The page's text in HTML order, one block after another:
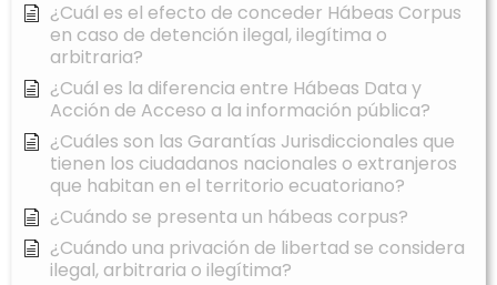
¿Cuál es el efecto de conceder Hábeas Corpus
en caso de detención ilegal, ilegítima o
arbitraria?
¿Cuál es la diferencia entre Hábeas Data y
Acción de Acceso a la información pública?
¿Cuáles son las Garantías Jurisdiccionales que
tienen los ciudadanos nacionales o extranjeros
que habitan en el territorio ecuatoriano?
¿Cuándo se presenta un hábeas corpus?
¿Cuándo una privación de libertad se considera
ilegal, arbitraria o ilegítima?